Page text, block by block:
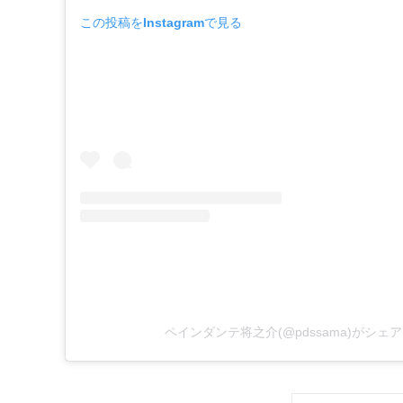
この投稿をInstagramで見る
ペインダンテ将之介(@pdssama)がシェ